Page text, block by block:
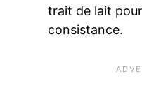
trait de lait
consistance.